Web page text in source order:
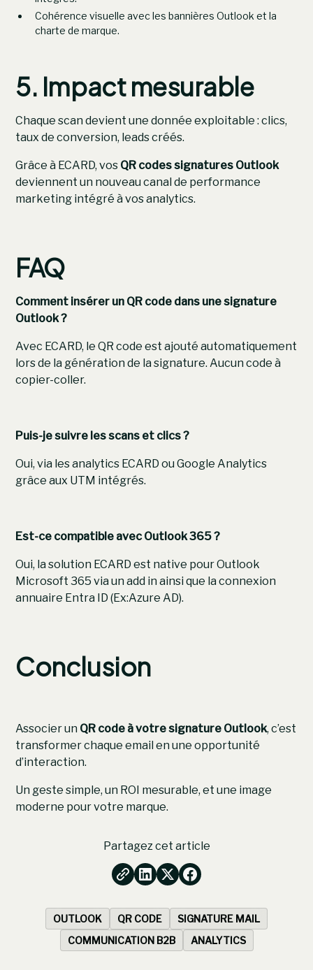
Cohérence visuelle avec les bannières Outlook et la
charte de marque.
5. Impact mesurable
Chaque scan devient une donnée exploitable : clics,
taux de conversion, leads créés.
Grâce à ECARD, vos QR codes signatures Outlook
deviennent un nouveau canal de performance
marketing intégré à vos analytics.
FAQ
Comment insérer un QR code dans une signature
Outlook ?
Avec ECARD, le QR code est ajouté automatiquement
lors de la génération de la signature. Aucun code à
copier-coller.
Puis-je suivre les scans et clics ?
Oui, via les analytics ECARD ou Google Analytics
grâce aux UTM intégrés.
Est-ce compatible avec Outlook 365 ?
Oui, la solution ECARD est native pour Outlook
Microsoft 365 via un add in ainsi que la connexion
annuaire Entra ID (Ex:Azure AD).
Conclusion
Associer un QR code à votre signature Outlook, c’est
transformer chaque email en une opportunité
d’interaction.
Un geste simple, un ROI mesurable, et une image
moderne pour votre marque.
Partagez cet article
OUTLOOK QR CODE
SIGNATURE MAIL
COMMUNICATION B2B
ANALYTICS